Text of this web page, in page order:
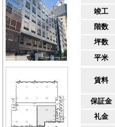
竣工
階数
坪数
平米
賃料
保証金
礼金